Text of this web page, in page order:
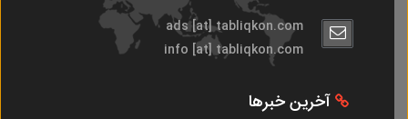
ads [at] tabliqkon.com
info [at] tabliqkon.com
آخرین خبرها